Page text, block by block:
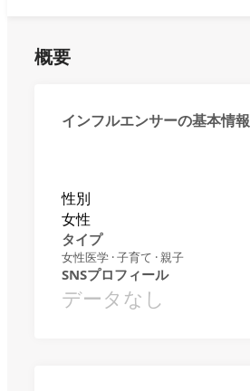
概要
インフルエンサーの基本情報
性別
女性
タイプ
女性医学 · 子育て · 親子
SNSプロフィール
データなし